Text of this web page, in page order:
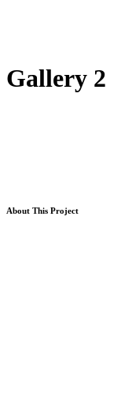
Gallery 2
About This Project